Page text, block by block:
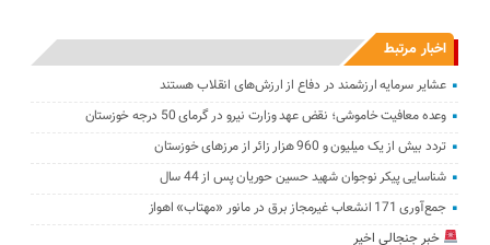
اخبار مرتبط
عشایر سرمایه ارزشمند در دفاع از ارزش‌های انقلاب هستند
وعده معافیت خاموشی؛ نقض عهد وزارت نیرو در گرمای 50 درجه خوزستان
تردد بیش از یک میلیون و 960 هزار زائر از مرزهای خوزستان
شناسایی پیکر نوجوان شهید حسین حوریان پس از 44 سال
جمع‌آوری 171 انشعاب غیرمجاز برق در مانور «مهتاب» اهواز
خبر جنجالی اخیر